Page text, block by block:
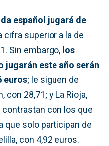
español jugará de
cifra superior a la de
Sin embargo, los
jugarán este año serán
euros; le siguen de
con 28,71; y La Rioja,
contrastan con los que
que solo participan de
con 4,92 euros.